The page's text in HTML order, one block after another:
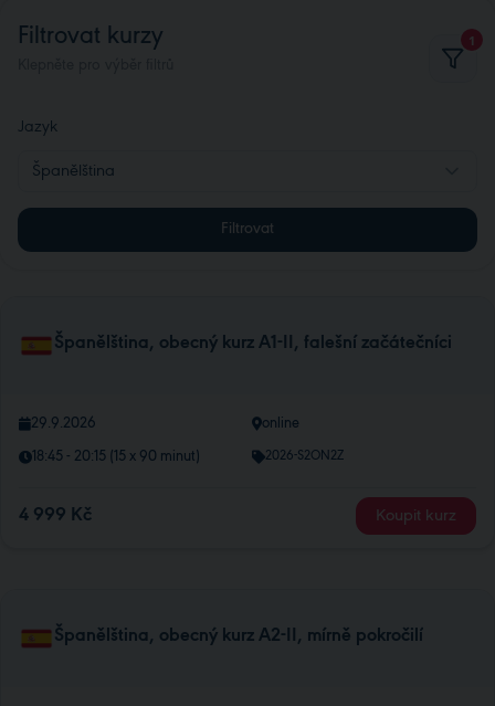
Filtrovat kurzy 1
Jazyk
Španělština
Filtrovat
Španělština, obecný kurz A1-II, falešní začátečníci
29.9.2026 online
18:45 - 20:15 (15 x 90 minut) 2026-S2ON2Z
4 999 Kč Koupit kurz
Španělština, obecný kurz A2-II, mírně pokročilí